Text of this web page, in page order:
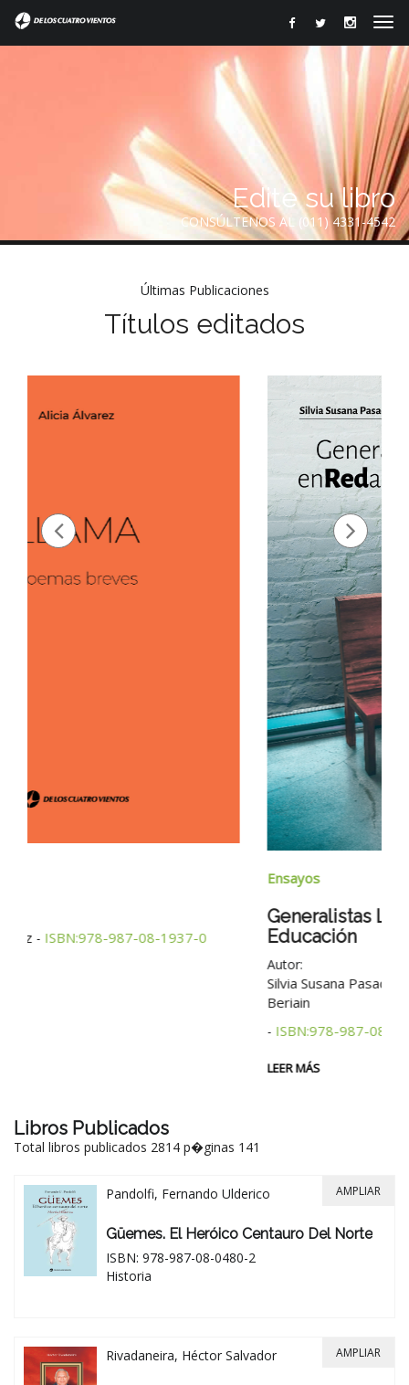
Edite su libro
CONSÚLTENOS AL (011) 4331-4542
Últimas Publicaciones
Títulos editados
Generalistas Longevos Enredados En
Educación
Silvia Susana Pasacantando - María Cristina Rosales
Libros Publicados
Total libros publicados 2814 p�ginas 141
Pandolfi, Fernando Ulderico
Güemes. El Heróico Centauro Del Norte
ISBN: 978-987-08-0480-2
Historia
AMPLIAR
Rivadaneira, Héctor Salvador AMPLIAR